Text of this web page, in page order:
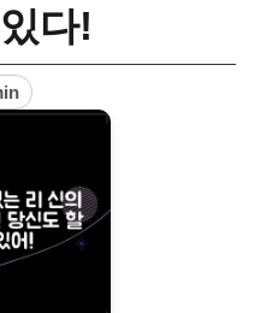
다!